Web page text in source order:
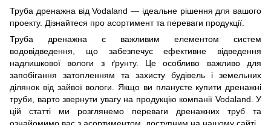
Труба дренажна від Vodaland — ідеальне рішення для вашого
проекту. Дізнайтеся про асортимент та переваги продукції.
Труба дренажна є важливим елементом систем
водовідведення, що забезпечує ефективне відведення
надлишкової вологи з ґрунту. Це особливо важливо для
запобігання затопленням та захисту будівель і земельних
ділянок від зайвої вологи. Якщо ви плануєте купити дренажні
труби, варто звернути увагу на продукцію компанії Vodaland. У
цій статті ми розглянемо переваги дренажних труб та